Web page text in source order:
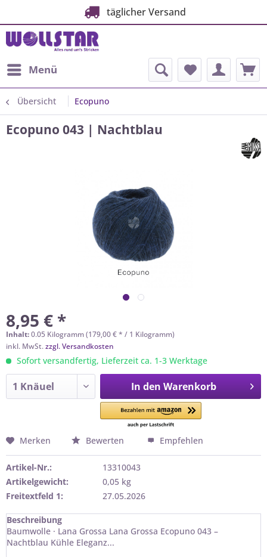
täglicher Versand
Menü
Übersicht Ecopuno
Ecopuno 043 | Nachtblau
8,95 € *
Inhalt:0.05 Kilogramm (179,00 € * / 1 Kilogramm)
inkl. MwSt.zzgl. Versandkosten
Sofort versandfertig, Lieferzeit ca. 1-3 Werktage
In den Warenkorb
Merken Bewerten Empfehlen
Artikel-Nr.:
13310043
Artikelgewicht:
0,05 kg
Freitextfeld 1:
27.05.2026
Beschreibung
Baumwolle · Lana Grossa Lana Grossa Ecopuno 043 –
Nachtblau Kühle Eleganz...